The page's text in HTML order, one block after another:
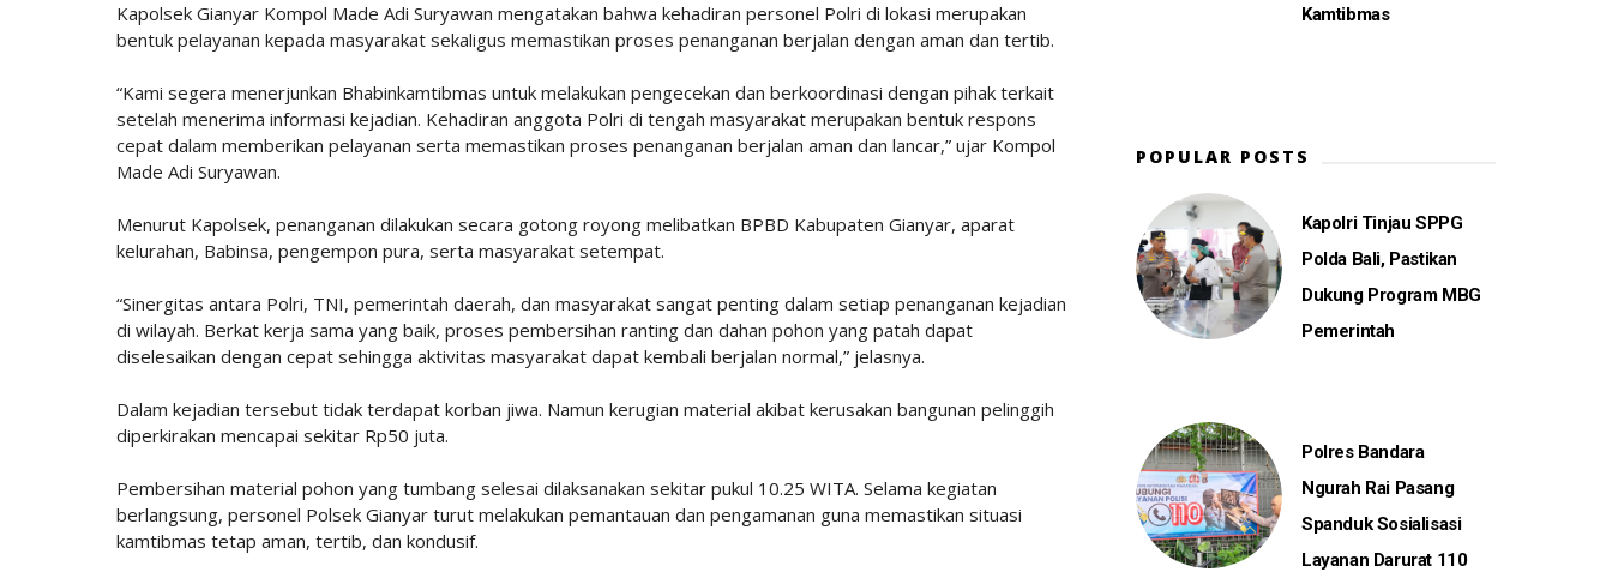
Kapolsek Gianyar Kompol Made Adi Suryawan mengatakan bahwa kehadiran personel Polri di lokasi merupakan
bentuk pelayanan kepada masyarakat sekaligus memastikan proses penanganan berjalan dengan aman dan tertib.
“Kami segera menerjunkan Bhabinkamtibmas untuk melakukan pengecekan dan berkoordinasi dengan pihak terkait
setelah menerima informasi kejadian. Kehadiran anggota Polri di tengah masyarakat merupakan bentuk respons
cepat dalam memberikan pelayanan serta memastikan proses penanganan berjalan aman dan lancar,” ujar Kompol
Made Adi Suryawan.
Menurut Kapolsek, penanganan dilakukan secara gotong royong melibatkan BPBD Kabupaten Gianyar, aparat
kelurahan, Babinsa, pengempon pura, serta masyarakat setempat.
“Sinergitas antara Polri, TNI, pemerintah daerah, dan masyarakat sangat penting dalam setiap penanganan kejadian
di wilayah. Berkat kerja sama yang baik, proses pembersihan ranting dan dahan pohon yang patah dapat
diselesaikan dengan cepat sehingga aktivitas masyarakat dapat kembali berjalan normal,” jelasnya.
Dalam kejadian tersebut tidak terdapat korban jiwa. Namun kerugian material akibat kerusakan bangunan pelinggih
diperkirakan mencapai sekitar Rp50 juta.
Pembersihan material pohon yang tumbang selesai dilaksanakan sekitar pukul 10.25 WITA. Selama kegiatan
berlangsung, personel Polsek Gianyar turut melakukan pemantauan dan pengamanan guna memastikan situasi
kamtibmas tetap aman, tertib, dan kondusif.
Kamtibmas
POPULAR POSTS
Kapolri Tinjau SPPG
Polda Bali, Pastikan
Dukung Program MBG
Pemerintah
Polres Bandara
Ngurah Rai Pasang
Spanduk Sosialisasi
Layanan Darurat 110